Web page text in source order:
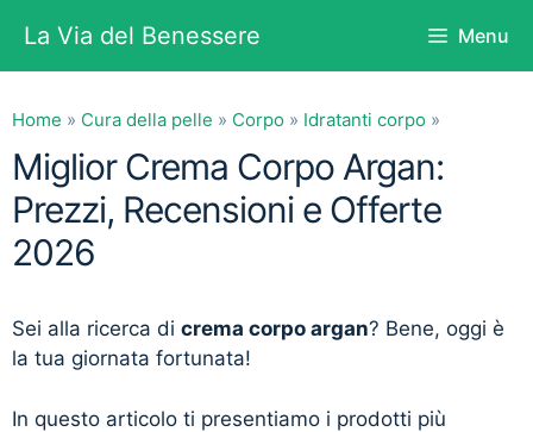
contenuto
La Via del Benessere Menu
Home » Cura della pelle » Corpo » Idratanti corpo »
Miglior Crema Corpo Argan:
Prezzi, Recensioni e Offerte
2026
Sei alla ricerca di crema corpo argan? Bene, oggi è
la tua giornata fortunata!
In questo articolo ti presentiamo i prodotti più